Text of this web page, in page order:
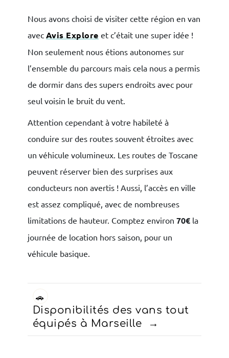
Nous avons choisi de visiter cette région en van
avec Avis Explore et c’était une super idée !
Non seulement nous étions autonomes sur
l’ensemble du parcours mais cela nous a permis
de dormir dans des supers endroits avec pour
seul voisin le bruit du vent.
Attention cependant à votre habileté à
conduire sur des routes souvent étroites avec
un véhicule volumineux. Les routes de Toscane
peuvent réserver bien des surprises aux
conducteurs non avertis ! Aussi, l’accès en ville
est assez compliqué, avec de nombreuses
limitations de hauteur. Comptez environ 70€la
journée de location hors saison, pour un
véhicule basique.
🚗
Disponibilités des vans tout
équipés à Marseille